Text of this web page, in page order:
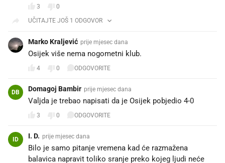
3
0
UČITAJTE JOŠ 1 ODGOVOR
Marko Kraljević prije mjesec dana
Osijek više nema nogometni klub.
4 0 ODGOVORITE
DB Domagoj Bambir prije mjesec dana
Valjda je trebao napisati da je Osijek pobjedio 4-0
3 0 ODGOVORITE
ID I. D. prije mjesec dana
Bilo je samo pitanje vremena kad će razmažena
balavica napravit toliko sranje preko kojeg ljudi neće